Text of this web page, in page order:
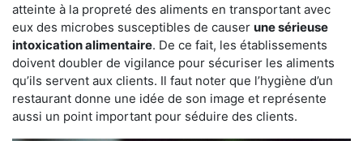
atteinte à la propreté des aliments en transportant avec
eux des microbes susceptibles de causer une sérieuse
intoxication alimentaire. De ce fait, les établissements
doivent doubler de vigilance pour sécuriser les aliments
qu’ils servent aux clients. Il faut noter que l’hygiène d’un
restaurant donne une idée de son image et représente
aussi un point important pour séduire des clients.